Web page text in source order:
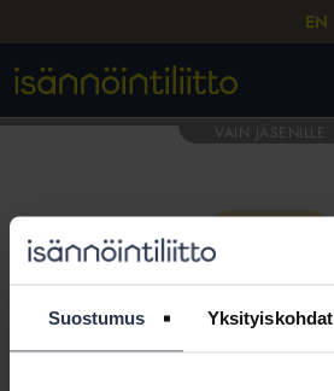
Suostumus Yksityiskohdat
EN